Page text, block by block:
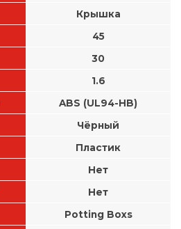
Крышка
45
30
1.6
ABS (UL94-HB)
Чёрный
Пластик
Нет
Нет
Potting Boxs